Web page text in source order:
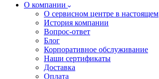
О компании
О сервисном центре в настоящем
История компании
Вопрос-ответ
Блог
Корпоративное обслуживание
Наши сертификаты
Доставка
Оплата